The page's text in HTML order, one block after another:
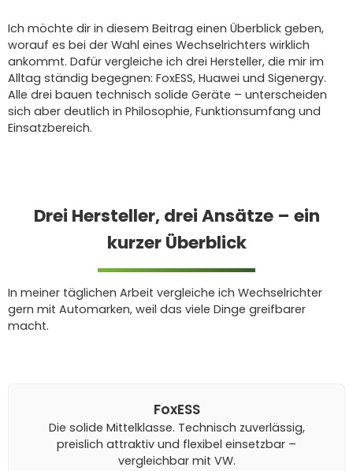
Ich möchte dir in diesem Beitrag einen Überblick geben,
worauf es bei der Wahl eines Wechselrichters wirklich
ankommt. Dafür vergleiche ich drei Hersteller, die mir im
Alltag ständig begegnen: FoxESS, Huawei und Sigenergy.
Alle drei bauen technisch solide Geräte – unterscheiden
sich aber deutlich in Philosophie, Funktionsumfang und
Einsatzbereich.
Drei Hersteller, drei Ansätze – ein
kurzer Überblick
In meiner täglichen Arbeit vergleiche ich Wechselrichter
gern mit Automarken, weil das viele Dinge greifbarer
macht.
FoxESS
Die solide Mittelklasse. Technisch zuverlässig,
preislich attraktiv und flexibel einsetzbar –
vergleichbar mit VW.